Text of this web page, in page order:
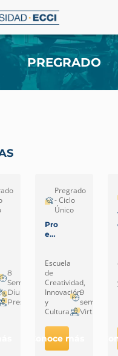
PREGRADO
8
Semestres
Diurna
Presencial
Pregrado
- Ciclo
Único
Profesional
en
Virtual
Escuela
de
Creatividad,
Innovación
y
Cultura
9
semestres
Virtual
Conoce más